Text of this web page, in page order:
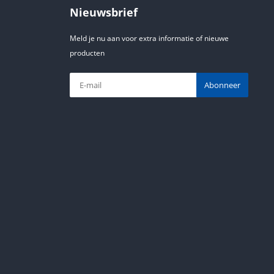
Nieuwsbrief
Meld je nu aan voor extra informatie of nieuwe
producten
Abonneer